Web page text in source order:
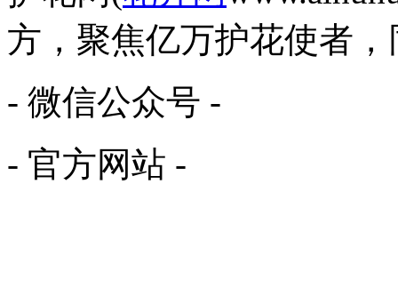
方，聚焦亿万护花使者
- 微信公众号 -
- 官方网站 -